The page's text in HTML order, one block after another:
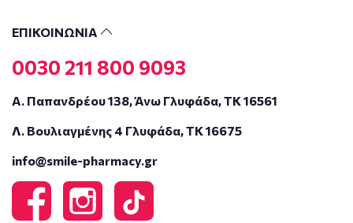
ΕΠΙΚΟΙΝΩΝΙΑ
0030 211 800 9093
Α. Παπανδρέου 138, Άνω Γλυφάδα, ΤΚ 16561
Λ. Βουλιαγμένης 4 Γλυφάδα, ΤΚ 16675
info@smile-pharmacy.gr